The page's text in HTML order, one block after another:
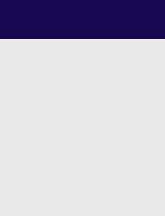
sur Instagram